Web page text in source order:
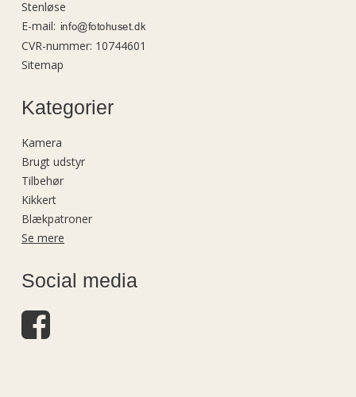
Stenløse
E-mail:
CVR-nummer: 10744601
Sitemap
Kategorier
Kamera
Brugt udstyr
Tilbehør
Kikkert
Blækpatroner
Se mere
Social media